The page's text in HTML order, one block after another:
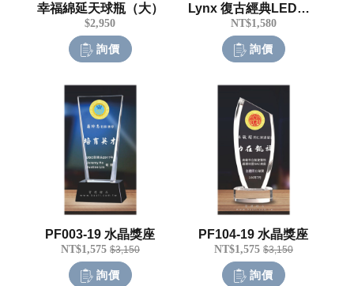
幸福綿延天球瓶（大）
$2,950
詢價
Lynx 復古經典LED氛圍燈
NT$1,580
詢價
PF003-19 水晶獎座
NT$1,575 $3,150
詢價
PF104-19 水晶獎座
NT$1,575 $3,150
詢價